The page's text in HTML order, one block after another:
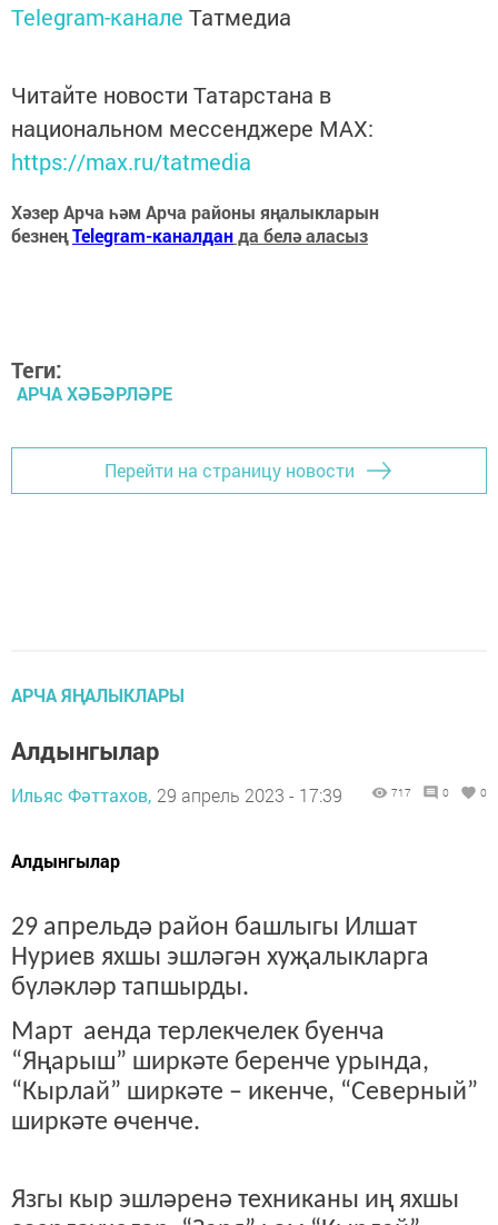
Telegram-канале Татмедиа
Читайте новости Татарстана в
национальном мессенджере MАХ:
https://max.ru/tatmedia
Хәзер Арча һәм Арча районы яңалыкларын
безнеңTelegram-каналданда белә аласыз
Теги:
АРЧА ХӘБӘРЛӘРЕ
Перейти на страницу новости
АРЧА ЯҢАЛЫКЛАРЫ
Алдынгылар
Ильяс Фәттахов, 29 апрель 2023 - 17:39 717 0 0
Алдынгылар
29 апрельдә район башлыгы Илшат
Нуриев яхшы эшләгән хуҗалыкларга
бүләкләр тапшырды.
Март аенда терлекчелек буенча
“Яңарыш” ширкәте беренче урында,
“Кырлай” ширкәте – икенче, “Северный”
ширкәте өченче.
Язгы кыр эшләренә техниканы иң яхшы